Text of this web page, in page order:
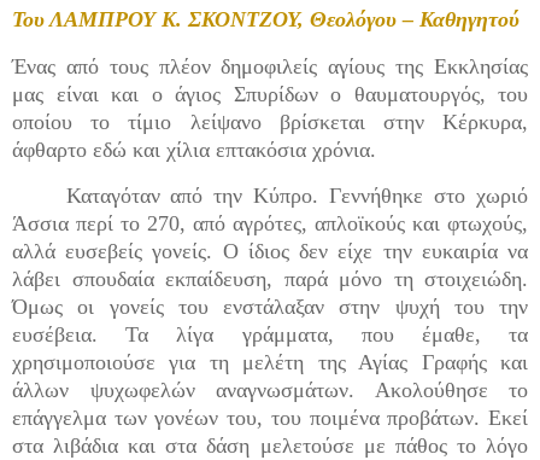
Του ΛΑΜΠΡΟΥ Κ. ΣΚΟΝΤΖΟΥ, Θεολόγου – Καθηγητού
Ένας από τους πλέον δημοφιλείς αγίους της Εκκλησίας
μας είναι και ο άγιος Σπυρίδων ο θαυματουργός, του
οποίου το τίμιο λείψανο βρίσκεται στην Κέρκυρα,
άφθαρτο εδώ και χίλια επτακόσια χρόνια.
Καταγόταν από την Κύπρο. Γεννήθηκε στο χωριό
Άσσια περί το 270, από αγρότες, απλοϊκούς και φτωχούς,
αλλά ευσεβείς γονείς. Ο ίδιος δεν είχε την ευκαιρία να
λάβει σπουδαία εκπαίδευση, παρά μόνο τη στοιχειώδη.
Όμως οι γονείς του ενστάλαξαν στην ψυχή του την
ευσέβεια. Τα λίγα γράμματα, που έμαθε, τα
χρησιμοποιούσε για τη μελέτη της Αγίας Γραφής και
άλλων ψυχωφελών αναγνωσμάτων. Ακολούθησε το
επάγγελμα των γονέων του, του ποιμένα προβάτων. Εκεί
στα λιβάδια και στα δάση μελετούσε με πάθος το λόγο